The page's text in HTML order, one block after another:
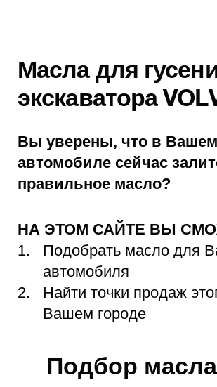
Масла для
экскаватора
Вы уверены, что в Вашем
автомобиле сейчас
правильное масло?
НА ЭТОМ САЙТЕ ВЫ
Подобрать масло для
автомобиля
Найти точки продаж
Вашем городе
Подбор